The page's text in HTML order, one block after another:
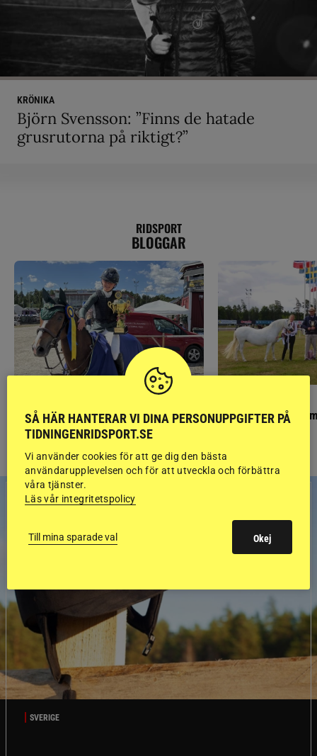
KRÖNIKA
Björn Svensson: ”Finns de hatade
grusrutorna på riktigt?”
RIDSPORT
BLOGGAR
Ponnypappan: Kärlek från första gnägget Finaldag med
SVERIGE
SÅ HÄR HANTERAR VI DINA PERSONUPPGIFTER PÅ
TIDNINGENRIDSPORT.SE
Vi använder cookies för att ge dig den bästa
användarupplevelsen och för att utveckla och förbättra
våra tjänster.
Läs vår integritetspolicy
Till mina sparade val Okej